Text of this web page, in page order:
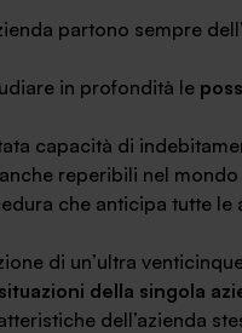
partono sempre
in profondità le
capacità di
reperibili nel
che anticipa tutte
di un’ultra
della singola
dell’azienda